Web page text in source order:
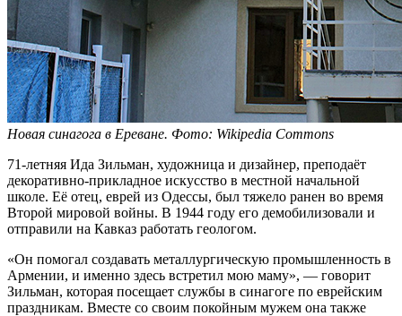
Новая синагога в Ереване. Фото: Wikipedia Commons
71-летняя Ида Зильман, художница и дизайнер, преподаёт
декоративно-прикладное искусство в местной начальной
школе. Её отец, еврей из Одессы, был тяжело ранен во время
Второй мировой войны. В 1944 году его демобилизовали и
отправили на Кавказ работать геологом.
«Он помогал создавать металлургическую промышленность в
Армении, и именно здесь встретил мою маму», — говорит
Зильман, которая посещает службы в синагоге по еврейским
праздникам. Вместе со своим покойным мужем она также